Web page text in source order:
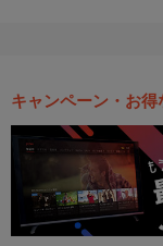
キャンペーン・お得